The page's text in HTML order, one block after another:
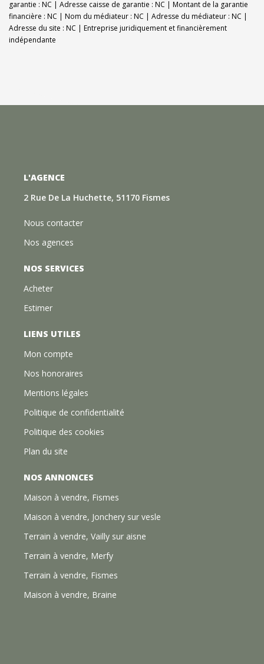
garantie : NC | Adresse caisse de garantie : NC | Montant de la garantie
financière : NC | Nom du médiateur : NC | Adresse du médiateur : NC |
Adresse du site : NC | Entreprise juridiquement et financièrement
indépendante
L'AGENCE
2 Rue De La Huchette, 51170 Fismes
Nous contacter
Nos agences
NOS SERVICES
Acheter
Estimer
LIENS UTILES
Mon compte
Nos honoraires
Mentions légales
Politique de confidentialité
Politique des cookies
Plan du site
NOS ANNONCES
Maison à vendre, Fismes
Maison à vendre, Jonchery sur vesle
Terrain à vendre, Vailly sur aisne
Terrain à vendre, Merfy
Terrain à vendre, Fismes
Maison à vendre, Braine